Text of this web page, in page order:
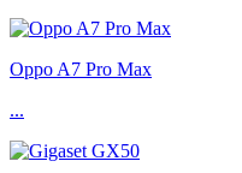
Oppo A7 Pro Max
...